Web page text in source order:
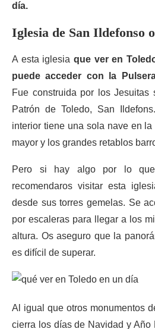
día.
Iglesia de San Ildefonso
A esta iglesia que ver en
puede acceder con la
Fue construida por los Jesuitas
Patrón de Toledo, San
interior tiene una sola nave en
mayor y los grandes retablos
Pero si hay algo por lo
recomendaros visitar esta
desde sus torres gemelas. Se
por escaleras para llegar a los
altura. Os aseguro que la
es difícil de superar.
Al igual que otros monumentos
cierra los días de Navidad y Año